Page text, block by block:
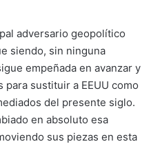
adversario geopolítico
siendo, sin ninguna
empeñada en avanzar y
sustituir a EEUU como
del presente siglo.
en absoluto esa
sus piezas en esta